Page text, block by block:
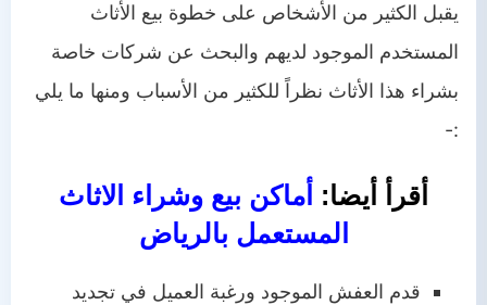
يقبل الكثير من الأشخاص على خطوة بيع الأثاث
المستخدم الموجود لديهم والبحث عن شركات خاصة
بشراء هذا الأثاث نظراً للكثير من الأسباب ومنها ما يلي
:-
أقرأ أيضا: أماكن بيع وشراء الاثاث
المستعمل بالرياض
قدم العفش الموجود ورغبة العميل في تجديد